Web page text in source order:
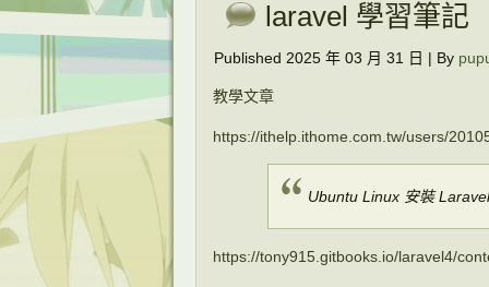
laravel 學習筆記
Published 2025 年 03 月 31 日 | By
教學文章
https://ithelp.ithome.com.tw/users/
Ubuntu Linux 安裝
https://tony915.gitbooks.io/laravel4/